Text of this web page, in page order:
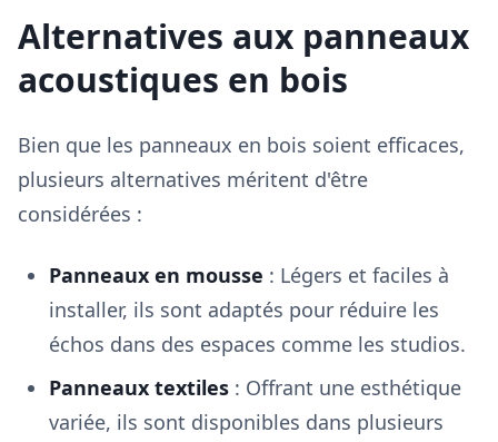
Alternatives aux panneaux
acoustiques en bois
Bien que les panneaux en bois soient efficaces,
plusieurs alternatives méritent d'être
considérées :
Panneaux en mousse : Légers et faciles à
installer, ils sont adaptés pour réduire les
échos dans des espaces comme les studios.
Panneaux textiles : Offrant une esthétique
variée, ils sont disponibles dans plusieurs